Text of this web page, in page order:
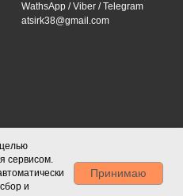
WathsApp /Viber /Telegram
atsirk38@gmail.com
Каталог
VIN-запрос
Контакты
сервисом.
и
Принимаю